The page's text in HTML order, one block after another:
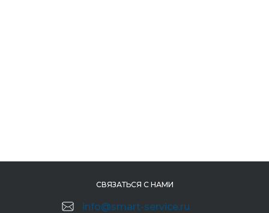
СВЯЗАТЬСЯ С НАМИ
info@smart-service.ru